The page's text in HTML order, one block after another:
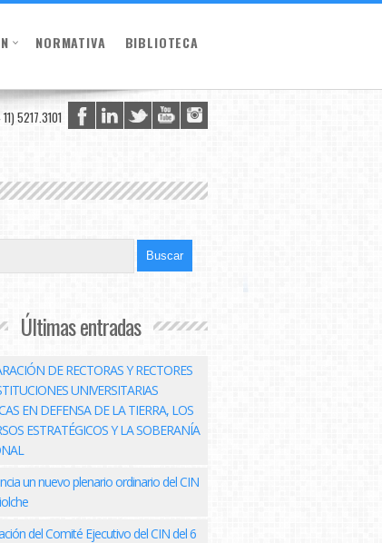
NORMATIVA BIBLIOTECA
5217.3101
Últimas entradas
DE RECTORAS Y RECTORES
UNIVERSITARIAS
EN DEFENSA DE LA TIERRA, LOS
ESTRATÉGICOS Y LA SOBERANÍA
un nuevo plenario ordinario del CIN
del Comité Ejecutivo del CIN del 6